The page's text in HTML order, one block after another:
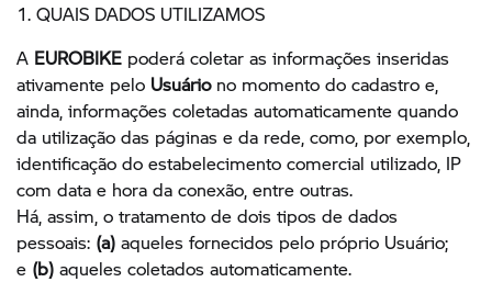
1. QUAIS DADOS UTILIZAMOS
A EUROBIKE poderá coletar as informações inseridas
ativamente pelo Usuáriono momento do cadastro e,
ainda, informações coletadas automaticamente quando
da utilização das páginas e da rede, como, por exemplo,
identificação do estabelecimento comercial utilizado, IP
com data e hora da conexão, entre outras.
Há, assim, o tratamento de dois tipos de dados
pessoais: (a) aqueles fornecidos pelo próprio Usuário;
e (b) aqueles coletados automaticamente.